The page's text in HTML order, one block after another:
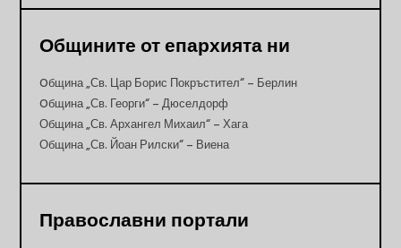
Общините от епархията ни
Oбщина „Св. Цар Борис Покръстител“ – Берлин
Oбщина „Св. Георги“ – Дюселдорф
Община „Св. Архангел Михаил“ – Хага
Община „Св. Йоан Рилски“ – Виена
Православни портали